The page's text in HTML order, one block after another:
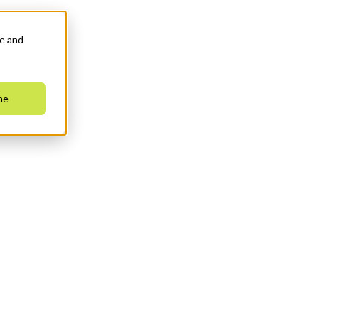
and